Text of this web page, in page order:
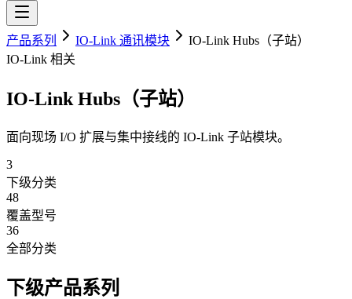
产品系列 IO-Link 通讯模块
IO-Link Hubs（子站）
IO-Link 相关
IO-Link Hubs（子站）
面向现场 I/O 扩展与集中接线的 IO-Link 子站模块。
3
下级分类
48
覆盖型号
36
全部分类
下级产品系列